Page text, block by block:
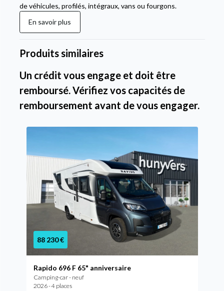
de véhicules, profilés, intégraux, vans ou fourgons.
En savoir plus
Produits similaires
Un crédit vous engage et doit être
remboursé. Vérifiez vos capacités de
remboursement avant de vous engager.
88 230 €
Rapido 696 F 65" anniversaire
Camping-car - neuf
2026 - 4 places